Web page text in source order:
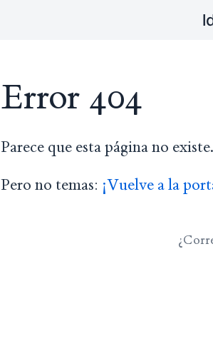
Error 404
Parece que esta página no existe.
Pero no temas: ¡Vuelve a la